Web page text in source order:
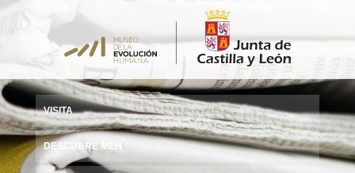
VISITA
DESCUBRE MEH